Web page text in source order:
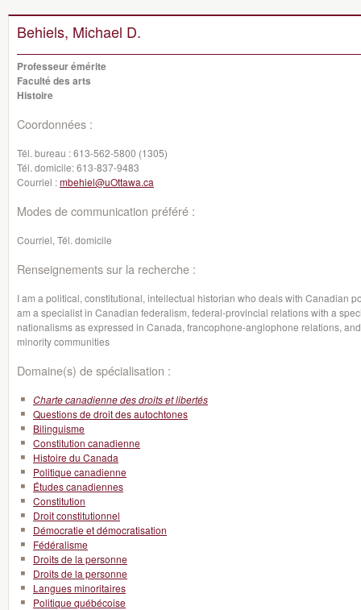
Behiels, Michael D.
Professeur émérite
Faculté des arts
Histoire
Coordonnées :
Tél. bureau :613-562-5800 (1305)
Tél. domicile:613-837-9483
Courriel :mbehiel@uOttawa.ca
Modes de communication préféré :
Courriel, Tél. domicile
Renseignements sur la recherche :
I am a political, constitutional, intellectual historian who deals with Canadian
am a specialist in Canadian federalism, federal-provincial relations with a
nationalisms as expressed in Canada, francophone-anglophone relations,
minority communities
Domaine(s) de spécialisation :
Charte canadienne des droits et libertés
Questions de droit des autochtones
Bilinguisme
Constitution canadienne
Histoire du Canada
Politique canadienne
Études canadiennes
Constitution
Droit constitutionnel
Démocratie et démocratisation
Fédéralisme
Droits de la personne
Droits de la personne
Langues minoritaires
Politique québécoise